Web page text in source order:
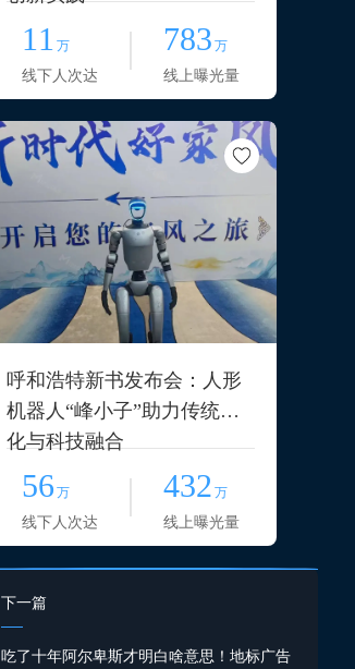
11 万
线下人次达
783 万
线上曝光量
呼和浩特新书发布会：人形
机器人“峰小子”助力传统文
化与科技融合
56 万
线下人次达
432 万
线上曝光量
下一篇
吃了十年阿尔卑斯才明白啥意思！地标广告